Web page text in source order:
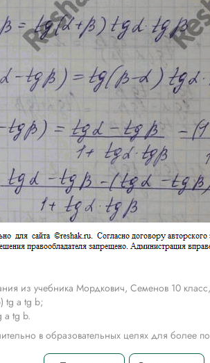
из учебника Мордкович, Семенов 10
tg а tg b;
а tg b.
в образовательных целях для более